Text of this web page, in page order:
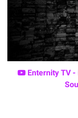
Enternity TV